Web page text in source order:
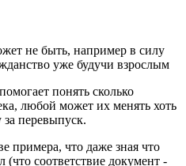
не быть, например в силу
уже будучи взрослым
понять сколько
любой может их менять хоть
перевыпуск.
примера, что даже зная что
(что соответствие документ -